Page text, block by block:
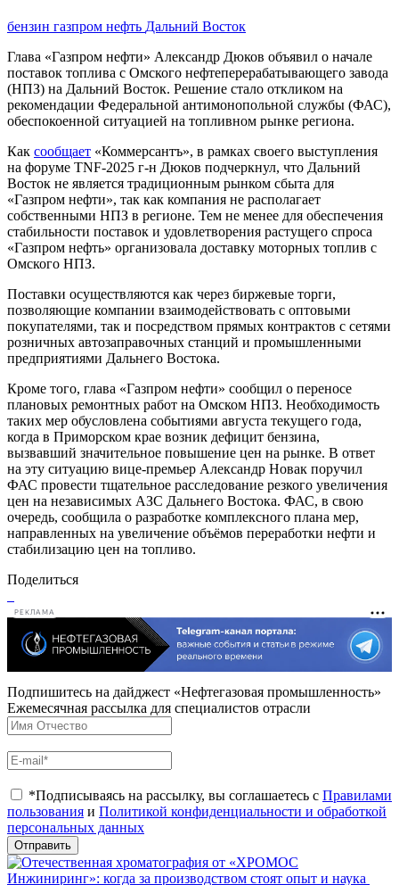
бензин газпром нефть Дальний Восток
Глава «Газпром нефти» Александр Дюков объявил о начале
поставок топлива с Омского нефтеперерабатывающего завода
(НПЗ) на Дальний Восток. Решение стало откликом на
рекомендации Федеральной антимонопольной службы (ФАС),
обеспокоенной ситуацией на топливном рынке региона.
Как сообщает «Коммерсантъ», в рамках своего выступления
на форуме TNF-2025 г-н Дюков подчеркнул, что Дальний
Восток не является традиционным рынком сбыта для
«Газпром нефти», так как компания не располагает
собственными НПЗ в регионе. Тем не менее для обеспечения
стабильности поставок и удовлетворения растущего спроса
«Газпром нефть» организовала доставку моторных топлив с
Омского НПЗ.
Поставки осуществляются как через биржевые торги,
позволяющие компании взаимодействовать с оптовыми
покупателями, так и посредством прямых контрактов с сетями
розничных автозаправочных станций и промышленными
предприятиями Дальнего Востока.
Кроме того, глава «Газпром нефти» сообщил о переносе
плановых ремонтных работ на Омском НПЗ. Необходимость
таких мер обусловлена событиями августа текущего года,
когда в Приморском крае возник дефицит бензина,
вызвавший значительное повышение цен на рынке. В ответ
на эту ситуацию вице-премьер Александр Новак поручил
ФАС провести тщательное расследование резкого увеличения
цен на независимых АЗС Дальнего Востока. ФАС, в свою
очередь, сообщила о разработке комплексного плана мер,
направленных на увеличение объёмов переработки нефти и
стабилизацию цен на топливо.
Поделиться
РЕКЛАМА
Подпишитесь на дайджест «Нефтегазовая промышленность»
Ежемесячная рассылка для специалистов отрасли
*Подписываясь на рассылку, вы соглашаетесь с Правилами
пользования и Политикой конфиденциальности и обработкой
персональных данных
Отправить